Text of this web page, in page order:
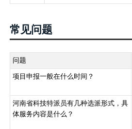
常见问题
问题
项目申报一般在什么时间？
河南省科技特派员有几种选派形式，具
体服务内容是什么？